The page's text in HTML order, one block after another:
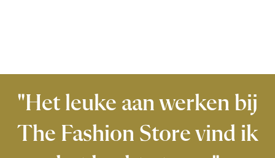
"Het leuke aan werken bij
The Fashion Store vind ik